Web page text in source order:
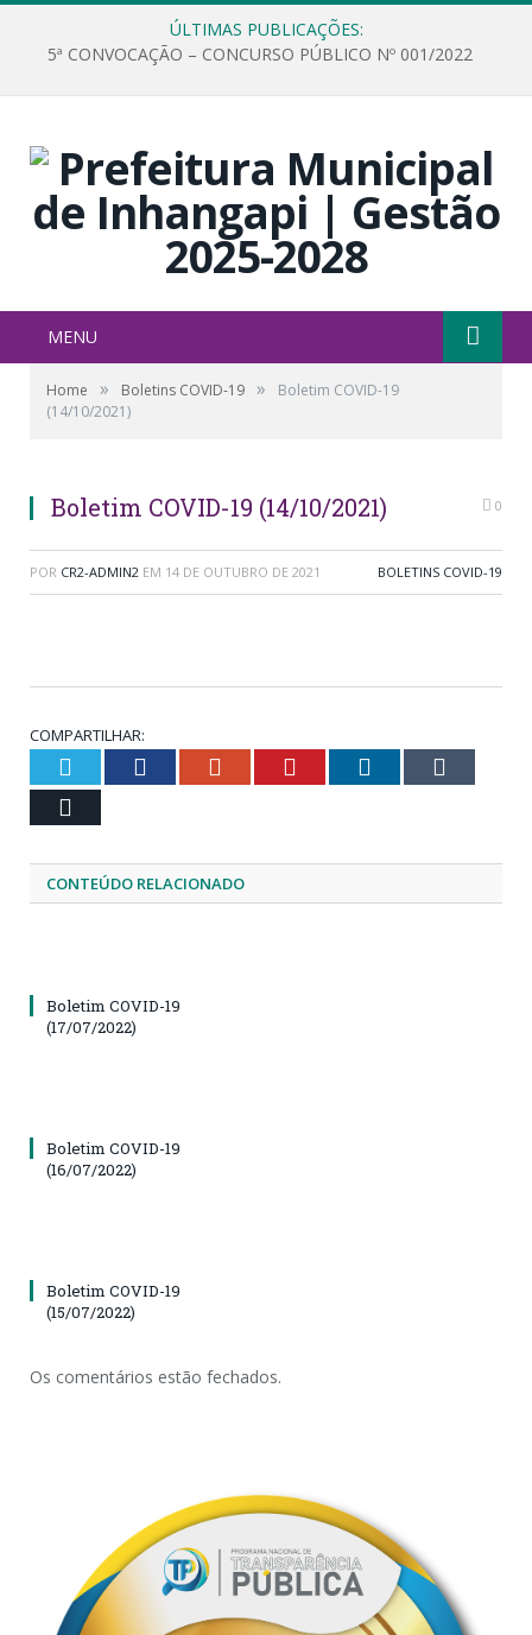
ÚLTIMAS PUBLICAÇÕES:
5ª CONVOCAÇÃO – CONCURSO PÚBLICO Nº 001/2022
MENU
Home » Boletins COVID-19 »
Boletim COVID-19
(14/10/2021)
Boletim COVID-19 (14/10/2021) 0
POR CR2-ADMIN2 EM 14 DE OUTUBRO DE 2021 BOLETINS COVID-19
COMPARTILHAR:
Twitter Facebook Google+ Pinterest LinkedIn
CONTEÚDO RELACIONADO
Boletim COVID-19
(17/07/2022)
Boletim COVID-19
(16/07/2022)
Boletim COVID-19
(15/07/2022)
Os comentários estão fechados.